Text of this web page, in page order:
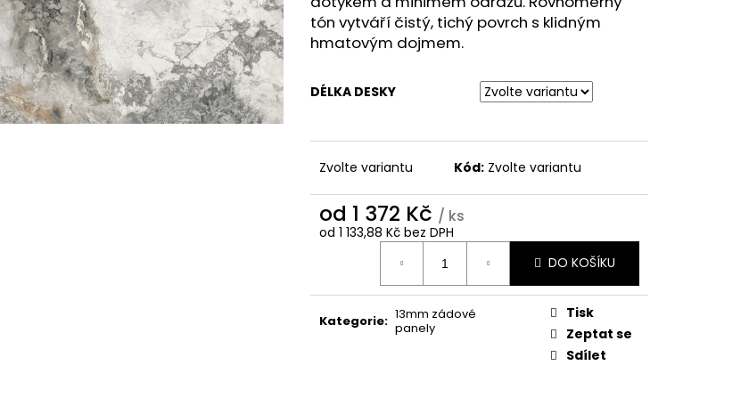
tón vytváří čistý, tichý povrch s klidným
hmatovým dojmem.
DÉLKA DESKY
Zvolte variantu Kód: Zvolte variantu
od 1 372 Kč / ks
od 1 133,88 Kč bez DPH
DO KOŠÍKU
Kategorie: 13mm zádové
panely
Tisk
Zeptat se
Sdílet
CR MINERAL EFFECT BLACK
2105-FP OAK EFFECT
1 480 Kč